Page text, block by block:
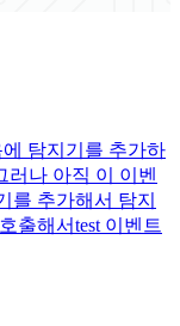
탐지기를 추가하
러나 아직 이 이벤
를 추가해서 탐지
출해서test 이벤트